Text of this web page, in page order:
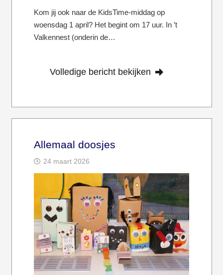
Kom jij ook naar de KidsTime-middag op
woensdag 1 april? Het begint om 17 uur. In ’t
Valkennest (onderin de…
Volledige bericht bekijken
Allemaal doosjes
24 maart 2026